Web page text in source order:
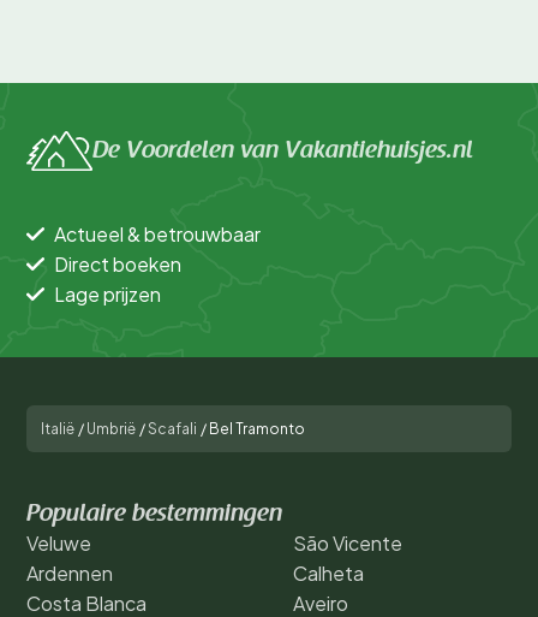
De Voordelen van Vakantiehuisjes.nl
Actueel & betrouwbaar
Direct boeken
Lage prijzen
Italië / Umbrië /Scafali / Bel Tramonto
Populaire bestemmingen
Veluwe
Ardennen
Costa Blanca
São Vicente
Calheta
Aveiro